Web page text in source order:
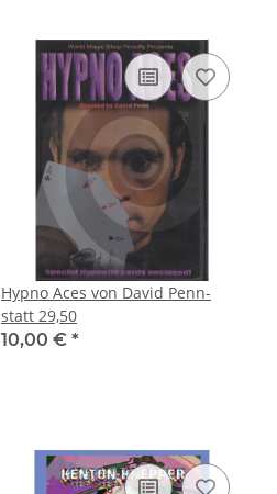
Hypno Aces von David Penn-
statt 29,50
10,00 € *